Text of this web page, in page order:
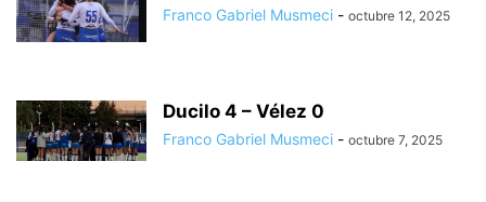
Franco Gabriel Musmeci - octubre 12, 2025
Ducilo 4 – Vélez 0
Franco Gabriel Musmeci - octubre 7, 2025